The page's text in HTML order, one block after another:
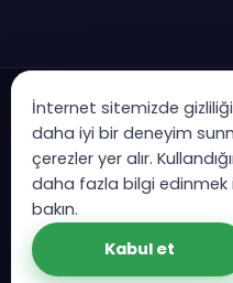
Copyright © 2007 - 2026
Saklıdır
KVK Aydınlatma MetniGizlilik
Çerez Politikası
İnternet sitemizde
daha iyi bir deneyim
çerezler yer alır.
daha fazla bilgi edinmek
bakın.
Kabul et